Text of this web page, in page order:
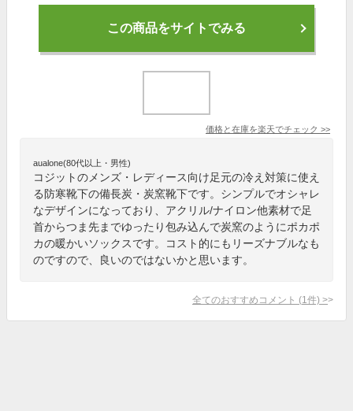
この商品をサイトでみる
価格と在庫を楽天でチェック >>
aualone(80代以上・男性)
コジットのメンズ・レディース向け足元の冷え対策に使え
る防寒靴下の備長炭・炭窯靴下です。シンプルでオシャレ
なデザインになっており、アクリル/ナイロン他素材で足
首からつま先までゆったり包み込んで炭窯のようにポカポ
カの暖かいソックスです。コスト的にもリーズナブルなも
のですので、良いのではないかと思います。
全てのおすすめコメント (1 件) >